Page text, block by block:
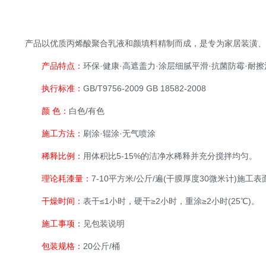
产品以优质丙烯酸聚合乳液和颜填料精制而成，是专为家居装潢
产品特点：环保·健康·高遮盖力·涂层细腻平滑·抗菌防霉·耐
执行标准：GB/T9756-2009 GB 18582-2008
颜 色： 白色/有色
施工方法： 刷涂·辊涂·无气喷涂
稀释比例： 用体积比5-15%的洁净水稀释并充分搅拌均匀。
理论耗漆量：7-10平方米/公斤/遍(干膜厚度30微米计)施工
干燥时间：表干≤1小时，硬干≥2小时，重涂≥2小时(25℃)。
施工事项： 见包装说明
包装规格：20公斤/桶